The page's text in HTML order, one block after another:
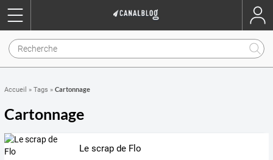
Accueil » Tags » Cartonnage
Cartonnage
Le scrap de Flo